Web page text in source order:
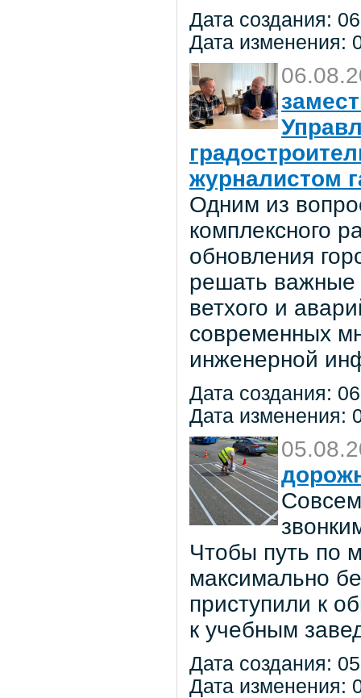
Дата создания:
Дата изменения:
журналистом
Одним из
комплексного
обновления
решать важные
ветхого и
современных
инженерной
Дата создания:
Дата изменения:
Чтобы путь по
максимально
приступили к
к учебным
Дата создания:
Дата изменения: